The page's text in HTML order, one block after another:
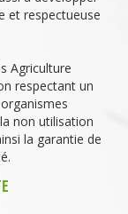
et respectueuse
Agriculture
respectant un
non utilisation
la garantie de